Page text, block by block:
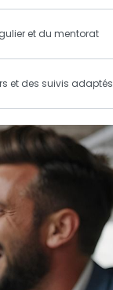
et du mentorat
et des suivis adaptés